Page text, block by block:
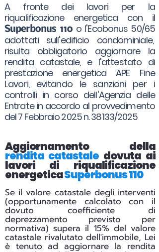
A fronte dei lavori per la
riqualificazione energetica con il
Superbonus 110 o l'Ecobonus 50/65
adottati sull'edificio condominiale,
risulta obbligatorio aggiornare la
rendita catastale, e l'attestato di
prestazione energetica APE Fine
Lavori, evitando le sanzioni per i
controlli in corso dell'Agenzia delle
Entrate in accordo al provvedimento
del 7 Febbraio 2025 n. 38133/2025
Aggiornamento della
rendita catastale dovuta ai
lavori di riqualificazione
energeticaSuperbonus 110
Se il valore catastale degli interventi
(opportunamente calcolato con il
dovuto coefficiente di
deprezzamento previsto per
normativa) supera il 15% del valore
catastale rivalutato dell'immobile, Lei
è tenuto ad aggiornare la rendita